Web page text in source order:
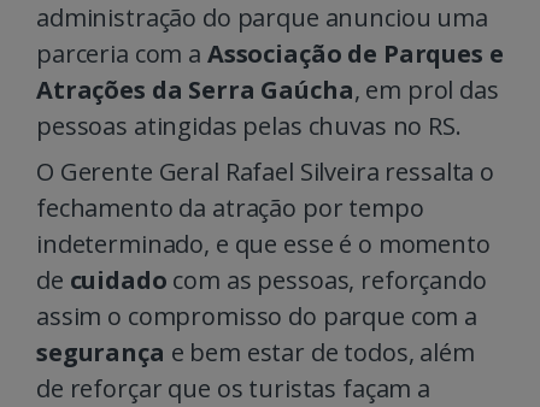
administração do parque anunciou uma
parceria com a Associação de Parques e
Atrações da Serra Gaúcha, em prol das
pessoas atingidas pelas chuvas no RS.
O Gerente Geral Rafael Silveira ressalta o
fechamento da atração por tempo
indeterminado, e que esse é o momento
de cuidado com as pessoas, reforçando
assim o compromisso do parque com a
segurança e bem estar de todos, além
de reforçar que os turistas façam a